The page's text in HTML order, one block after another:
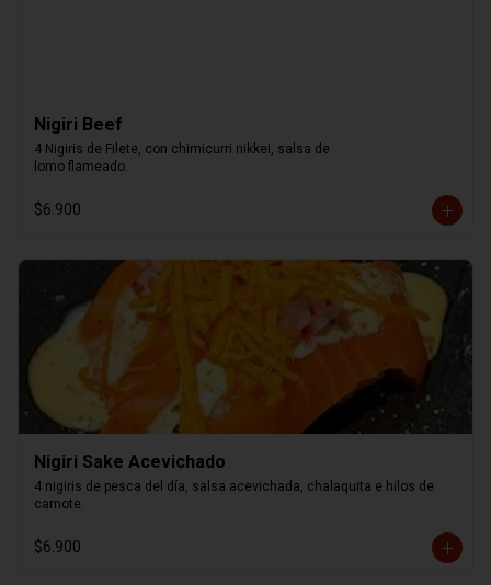
Nigiri Beef
4 Nigiris de Filete, con chimicurri nikkei, salsa de
lomo flameado.
$6.900
Nigiri Sake Acevichado
4 nigiris de pesca del día, salsa acevichada, chalaquita e hilos de
camote.
$6.900